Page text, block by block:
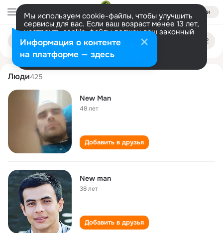
Войти
Мы используем cookie-файлы, чтобы улучшить
сервисы для вас. Если ваш возраст менее 13 лет,
настроить cookie-файлы должен ваш законный
представитель. Больше информации
Разрешить все Настроить
Поиск
людям
new man
Люди425
New Man
48 лет
Добавить в друзья
New man
38 лет
Добавить в друзья
Информация о контенте
на платформе — здесь